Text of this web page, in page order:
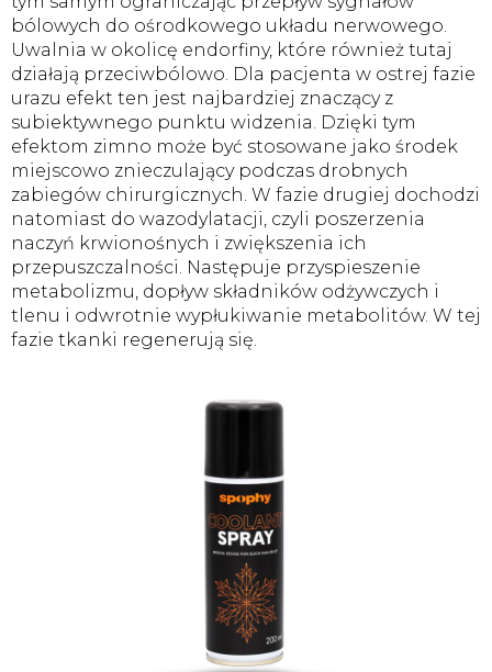
bólowych do ośrodkowego układu nerwowego.
Uwalnia w okolicę endorfiny, które również tutaj
działają przeciwbólowo. Dla pacjenta w ostrej fazie
urazu efekt ten jest najbardziej znaczący z
subiektywnego punktu widzenia. Dzięki tym
efektom zimno może być stosowane jako środek
miejscowo znieczulający podczas drobnych
zabiegów chirurgicznych. W fazie drugiej dochodzi
natomiast do wazodylatacji, czyli poszerzenia
naczyń krwionośnych i zwiększenia ich
przepuszczalności. Następuje przyspieszenie
metabolizmu, dopływ składników odżywczych i
tlenu i odwrotnie wypłukiwanie metabolitów. W tej
fazie tkanki regenerują się.